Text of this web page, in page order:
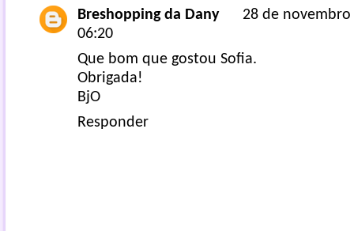
Breshopping da Dany
28 de novembro
06:20
Que bom que gostou Sofia.
Obrigada!
BjO
Responder